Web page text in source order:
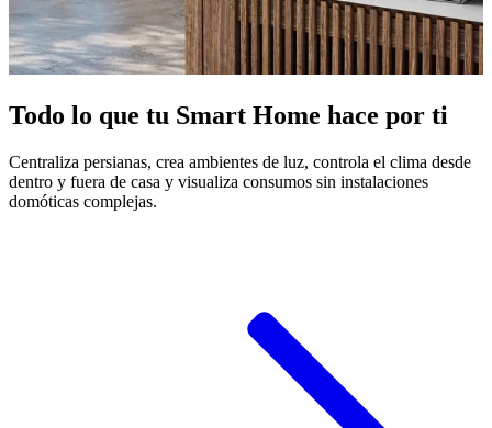
Todo lo que tu Smart Home hace por ti
Centraliza persianas, crea ambientes de luz, controla el clima desde
dentro y fuera de casa y visualiza consumos sin instalaciones
domóticas complejas.